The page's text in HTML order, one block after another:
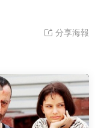
分享海報